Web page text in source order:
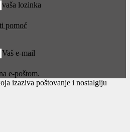
vaša lozinka
pomoć
Vaš e-mail
e-poštom.
izaziva poštovanje i nostalgiju